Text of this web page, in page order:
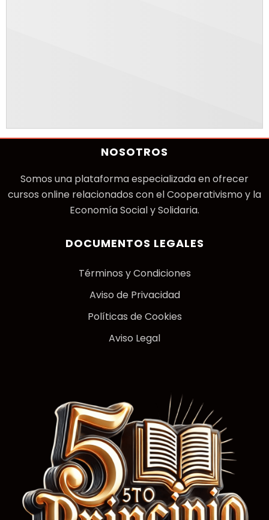
NOSOTROS
Somos una plataforma especializada en ofrecer
cursos online relacionados con el Cooperativismo y la
Economía Social y Solidaria.
DOCUMENTOS LEGALES
Términos y Condiciones
Aviso de Privacidad
Políticas de Cookies
Aviso Legal